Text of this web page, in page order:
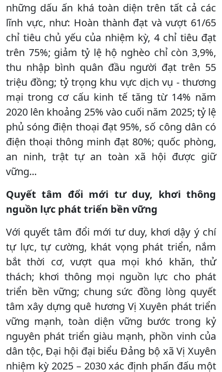
những dấu ấn khá toàn diện trên tất cả các
lĩnh vực, như: Hoàn thành đạt và vượt 61/65
chỉ tiêu chủ yếu của nhiệm kỳ, 4 chỉ tiêu đạt
trên 75%; giảm tỷ lệ hộ nghèo chỉ còn 3,9%,
thu nhập bình quân đầu người đạt trên 55
triệu đồng; tỷ trọng khu vực dịch vụ - thương
mại trong cơ cấu kinh tế tăng từ 14% năm
2020 lên khoảng 25% vào cuối năm 2025; tỷ lệ
phủ sóng điện thoại đạt 95%, số công dân có
điện thoại thông minh đạt 80%; quốc phòng,
an ninh, trật tự an toàn xã hội được giữ
vững...
Quyết tâm đổi mới tư duy, khơi thông
nguồn lực phát triển bền vững
Với quyết tâm đổi mới tư duy, khơi dậy ý chí
tự lực, tự cường, khát vọng phát triển, nắm
bắt thời cơ, vượt qua mọi khó khăn, thử
thách; khơi thông mọi nguồn lực cho phát
triển bền vững; chung sức đồng lòng quyết
tâm xây dựng quê hương Vị Xuyên phát triển
vững mạnh, toàn diện vững bước trong kỷ
nguyên phát triển giàu mạnh, phồn vinh của
dân tộc, Đại hội đại biểu Đảng bộ xã Vị Xuyên
nhiệm kỳ 2025 – 2030 xác định phấn đấu một